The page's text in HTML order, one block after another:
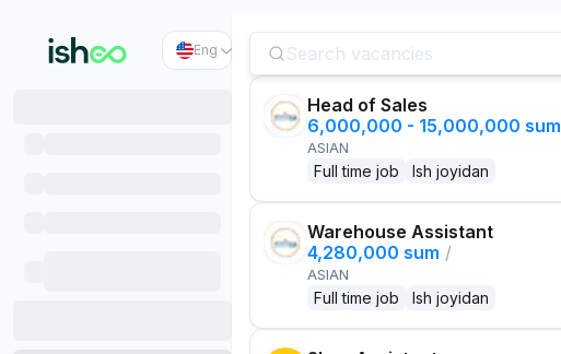
Eng
Head of Sales
6,000,000 - 15,000,000 sum
ASIAN
Full time job Ish joyidan
Warehouse Assistant
4,280,000 sum /
ASIAN
Full time job Ish joyidan